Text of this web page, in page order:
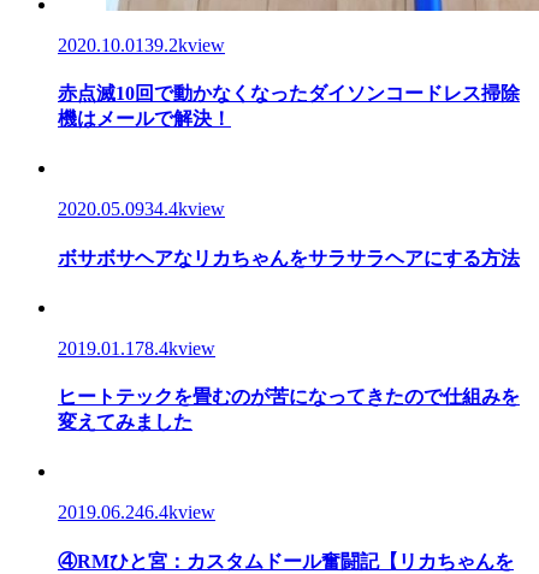
2020.10.0139.2kview
赤点滅10回で動かなくなったダイソンコードレス掃除
機はメールで解決！
2020.05.0934.4kview
ボサボサヘアなリカちゃんをサラサラヘアにする方法
2019.01.178.4kview
ヒートテックを畳むのが苦になってきたので仕組みを
変えてみました
2019.06.246.4kview
④RMひと宮：カスタムドール奮闘記【リカちゃんを